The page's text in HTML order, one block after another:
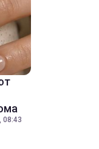
08:43